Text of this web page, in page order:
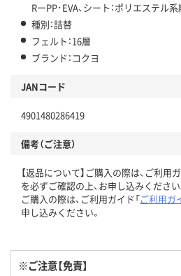
RーPP･EVA、シート：ポリエステル
種別：詰替
フェルト：16層
ブランド：コクヨ
JANコード
4901480286419
備考（ご注意）
【返品について】ご購入の際は、ご利用
を必ずご確認の上、お申し込みください
ご購入の際は、ご利用ガイド「ご利用ガ
申し込みください。
※ご注意【免責】